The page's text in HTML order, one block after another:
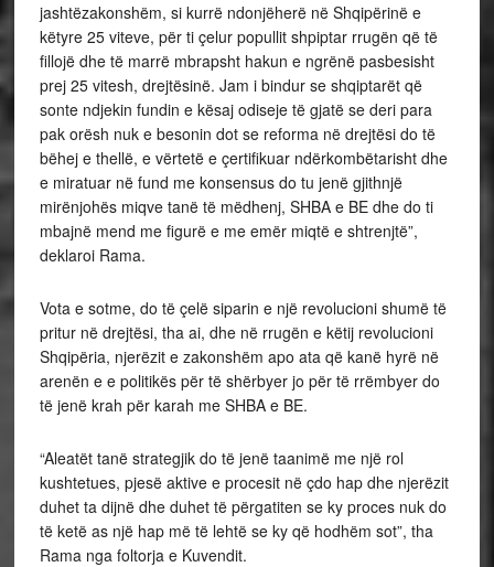
jashtëzakonshëm, si kurrë ndonjëherë në Shqipërinë e
këtyre 25 viteve, për ti çelur popullit shpiptar rrugën që të
fillojë dhe të marrë mbrapsht hakun e ngrënë pasbesisht
prej 25 vitesh, drejtësinë. Jam i bindur se shqiptarët që
sonte ndjekin fundin e kësaj odiseje të gjatë se deri para
pak orësh nuk e besonin dot se reforma në drejtësi do të
bëhej e thellë, e vërtetë e çertifikuar ndërkombëtarisht dhe
e miratuar në fund me konsensus do tu jenë gjithnjë
mirënjohës miqve tanë të mëdhenj, SHBA e BE dhe do ti
mbajnë mend me figurë e me emër miqtë e shtrenjtë”,
deklaroi Rama.
Vota e sotme, do të çelë siparin e një revolucioni shumë të
pritur në drejtësi, tha ai, dhe në rrugën e këtij revolucioni
Shqipëria, njerëzit e zakonshëm apo ata që kanë hyrë në
arenën e e politikës për të shërbyer jo për të rrëmbyer do
të jenë krah për karah me SHBA e BE.
“Aleatët tanë strategjik do të jenë taanimë me një rol
kushtetues, pjesë aktive e procesit në çdo hap dhe njerëzit
duhet ta dijnë dhe duhet të përgatiten se ky proces nuk do
të ketë as një hap më të lehtë se ky që hodhëm sot”, tha
Rama nga foltorja e Kuvendit.